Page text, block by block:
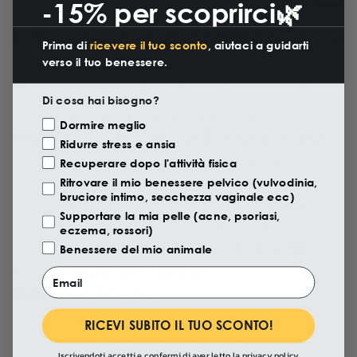
Benefici del CBD per la sindrome di Dravet
In un trial randomizzato pubblicato sul New
England Journal of Medicine, l’aggiunta di
CBD alla terapia in atto ha determinato una
riduzione significativa delle crisi convulsive
rispetto al placebo in bambini e ragazzi con
sindrome di Dravet. L’effetto è stato
osservato su base percentuale mediana di
riduzione e su tassi di responder (superiori al
50%), confermando il ruolo del
opzione add-on in quadri
farmacoresistenti.
Gli eventi avversi più frequenti sono
-15% per scoprirci🌿
Prima di ricevere il tuo sconto, aiutaci a guidarti
verso il tuo benessere.
Di cosa hai bisogno?
Motivazione Visita
Dormire meglio
Ridurre stress e ansia
Recuperare dopo l'attività fisica
Ritrovare il mio benessere pelvico (vulvodinia,
bruciore intimo, secchezza vaginale ecc)
Supportare la mia pelle (acne, psoriasi,
eczema, rossori)
Benessere del mio animale
Email
RICEVI SUBITO IL TUO SCONTO!